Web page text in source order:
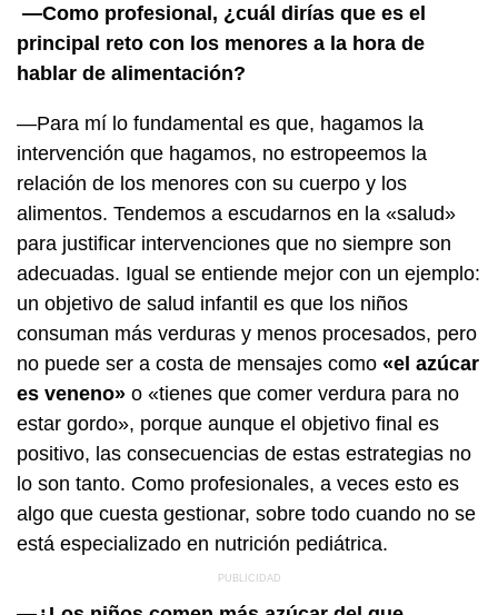
—Como profesional, ¿cuál dirías que es el
principal reto con los menores a la hora de
hablar de alimentación?
—Para mí lo fundamental es que, hagamos la
intervención que hagamos, no estropeemos la
relación de los menores con su cuerpo y los
alimentos. Tendemos a escudarnos en la «salud»
para justificar intervenciones que no siempre son
adecuadas. Igual se entiende mejor con un ejemplo:
un objetivo de salud infantil es que los niños
consuman más verduras y menos procesados, pero
no puede ser a costa de mensajes como «el azúcar
es veneno» o «tienes que comer verdura para no
estar gordo», porque aunque el objetivo final es
positivo, las consecuencias de estas estrategias no
lo son tanto. Como profesionales, a veces esto es
algo que cuesta gestionar, sobre todo cuando no se
está especializado en nutrición pediátrica.